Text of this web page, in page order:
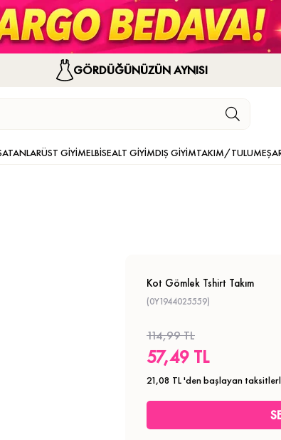
GÖRDÜĞÜNÜZÜN AYNISI
ÜST GİYİMELBİSEALT GİYİMDIŞ GİYİMTAKIM/TULUM
Kot Gömlek Tshirt Takım
(0Y1944025559)
114,99 TL
57,49 TL
21,08 TL'den başlayan